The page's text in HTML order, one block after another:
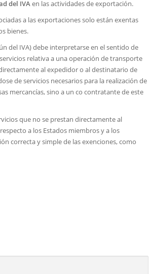
del IVAen las actividades de exportación.
a las exportaciones solo están exentas
bienes.
del IVA) debe interpretarse en el sentido de
relativa a una operación de transporte
al expedidor o al destinatario de
de servicios necesarios para la realización de
mercancías, sino a un co contratante de este
que no se prestan directamente al
a los Estados miembros y a los
correcta y simple de las exenciones, como